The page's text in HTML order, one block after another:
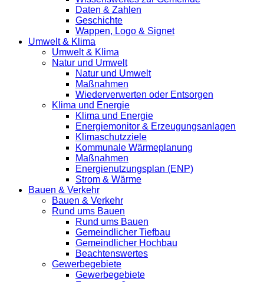
Daten & Zahlen
Geschichte
Wappen, Logo & Signet
Umwelt & Klima
Umwelt & Klima
Natur und Umwelt
Natur und Umwelt
Maßnahmen
Wiederverwerten oder Entsorgen
Klima und Energie
Klima und Energie
Energiemonitor & Erzeugungsanlagen
Klimaschutzziele
Kommunale Wärmeplanung
Maßnahmen
Energienutzungsplan (ENP)
Strom & Wärme
Bauen & Verkehr
Bauen & Verkehr
Rund ums Bauen
Rund ums Bauen
Gemeindlicher Tiefbau
Gemeindlicher Hochbau
Beachtenswertes
Gewerbegebiete
Gewerbegebiete